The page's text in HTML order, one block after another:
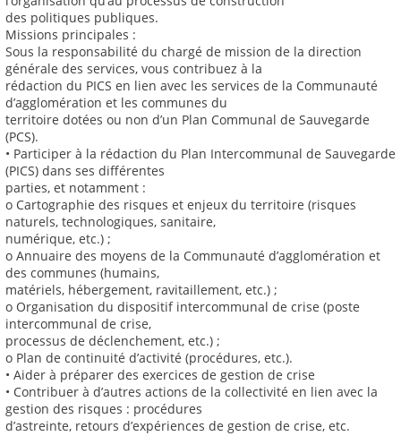
des politiques publiques.
Missions principales :
Sous la responsabilité du chargé de mission de la direction
générale des services, vous contribuez à la
rédaction du PICS en lien avec les services de la Communauté
d’agglomération et les communes du
territoire dotées ou non d’un Plan Communal de Sauvegarde
(PCS).
• Participer à la rédaction du Plan Intercommunal de Sauvegarde
(PICS) dans ses différentes
parties, et notamment :
o Cartographie des risques et enjeux du territoire (risques
naturels, technologiques, sanitaire,
numérique, etc.) ;
o Annuaire des moyens de la Communauté d’agglomération et
des communes (humains,
matériels, hébergement, ravitaillement, etc.) ;
o Organisation du dispositif intercommunal de crise (poste
intercommunal de crise,
processus de déclenchement, etc.) ;
o Plan de continuité d’activité (procédures, etc.).
• Aider à préparer des exercices de gestion de crise
• Contribuer à d’autres actions de la collectivité en lien avec la
gestion des risques : procédures
d’astreinte, retours d’expériences de gestion de crise, etc.